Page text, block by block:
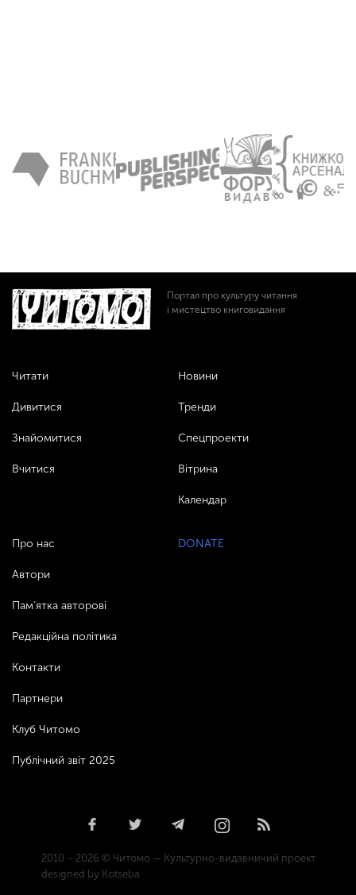
Портал про культуру читання
і мистецтво книговидання
Читати
Дивитися
Знайомитися
Вчитися
Новини
Тренди
Спецпроекти
Вітрина
Календар
Про нас
Автори
Пам’ятка авторові
Редакційна політика
Контакти
Партнери
Клуб Читомо
Публічний звіт 2025
DONATE
2010 – 2026 © Читомо — Культурно-видавничий проект
designed by Kotseba